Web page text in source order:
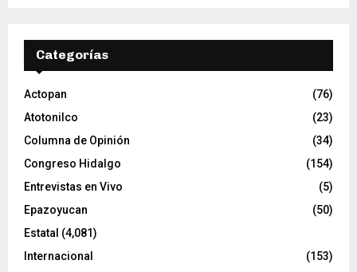
v
e
o
Categorías
Actopan
(76)
Atotonilco
(23)
Columna de Opinión
(34)
Congreso Hidalgo
(154)
Entrevistas en Vivo
(5)
Epazoyucan
(50)
Estatal (4,081)
Internacional
(153)